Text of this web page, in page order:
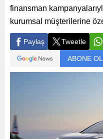
finansman
kurumsal müşterilerine
Paylaş Tweetle
ABONE OL